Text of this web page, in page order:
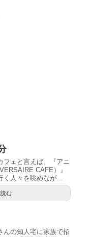
フェと言えば、『アニ
CAFE）』
人々を眺めなが...
む
んの知人宅に家族で招